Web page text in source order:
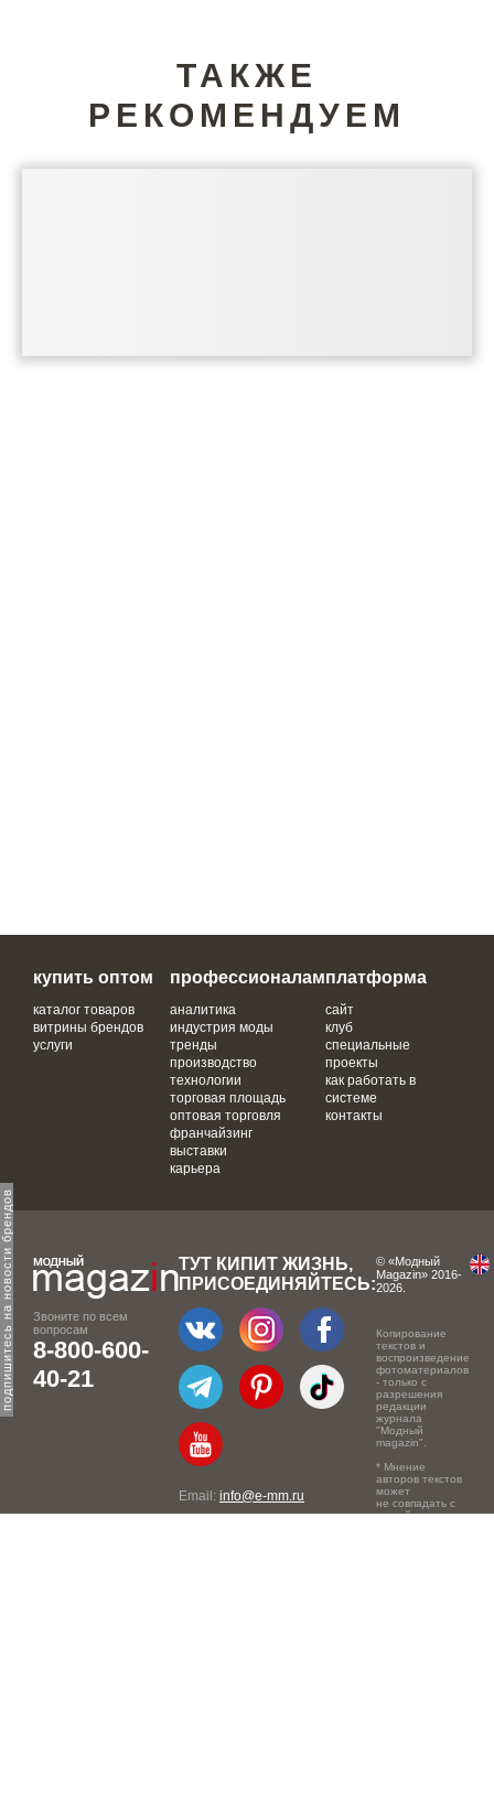
подпишитесь на новости брендов
ТАКЖЕ
РЕКОМЕНДУЕМ
купить оптом
каталог товаров
витрины брендов
услуги
профессионалам
аналитика
индустрия моды
тренды
производство
технологии
торговая площадь
оптовая торговля
франчайзинг
выставки
карьера
платформа
сайт
клуб
специальные
проекты
как работать в
системе
контакты
Звоните по всем
вопросам
8-800-600-
40-21
ТУТ КИПИТ ЖИЗНЬ,
ПРИСОЕДИНЯЙТЕСЬ:
Email: info@e-mm.ru
© «Модный
Magazin» 2016-
2026.
Копирование
текстов и
воспроизведение
фотоматериалов
- только с
разрешения
редакции
журнала
"Модный
magazin".
* Мнение
авторов текстов
может
не совпадать с
точкой зрения